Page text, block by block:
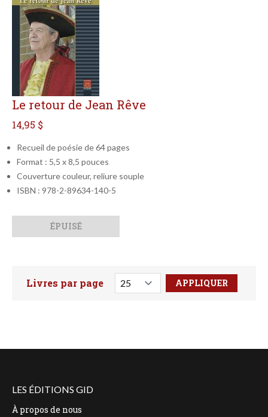
Le retour de Jean Rêve
14,95 $
Recueil de poésie de 64 pages
Format : 5,5 x 8,5 pouces
Couverture couleur, reliure souple
ISBN : 978-2-89634-140-5
ÉPUISÉ
Faites votre recherche ici
Livres par page
LES ÉDITIONS GID
À propos de nous